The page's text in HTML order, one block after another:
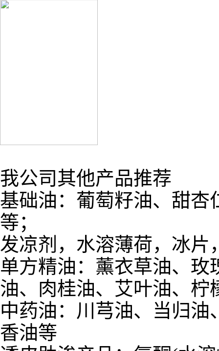
我公司其他产品推荐
基础油：葡萄籽油、甜杏
等；
发凉剂，水溶薄荷，冰片
单方精油：薰衣草油、
油、肉桂油、艾叶油、柠
中药油：川芎油、当归
香油等